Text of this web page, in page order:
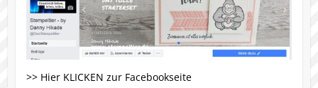
>> Hier KLICKEN zur Facebookseite